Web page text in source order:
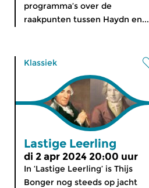
programma’s over de
raakpunten tussen Haydn en...
Klassiek
Lastige Leerling
di 2 apr 2024 20:00 uur
In ‘Lastige Leerling’ is Thijs
Bonger nog steeds op jacht